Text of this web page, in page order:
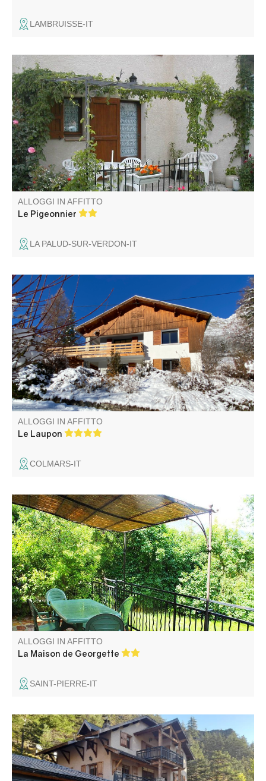
LAMBRUISSE-IT
Nel cuore delle Gole del Verdon, questa struttura ricettiva,
situata in posizione ideale, è il punto di partenza per
numerosi sentieri escursionistici, la famosa Route des
Crêtes e le leggendarie vie di arrampicata.
ALLOGGI IN AFFITTO
Le Pigeonnier
LA PALUD-SUR-VERDON-IT
Chalet completamente ristrutturato nel 2021 situato in una
zona tranquilla con vista ininterrotta sulle montagne del
Mercantour, a 1 km dal villaggio fortificato di Colmars-les-
Alpes e dai suoi negozi.
ALLOGGI IN AFFITTO
Le Laupon
COLMARS-IT
Ai margini delle Alpi Marittime, casa bifamiliare nel cuore
del villaggio con giardino privato, ampia terrazza con
pergolato.
ALLOGGI IN AFFITTO
La Maison de Georgette
SAINT-PIERRE-IT
Gîte nel cuore della natura, al primo piano dello chalet del
proprietario, immerso in 3800 m² di terreno non recintato.
Dispone di belle terrazze con una splendida vista sulla
valle.